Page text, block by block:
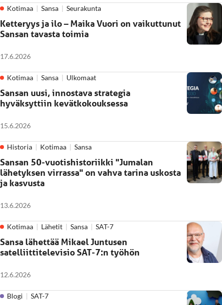
Kotimaa Sansa Seurakunta
Ketteryys ja ilo – Maika Vuori on vaikuttunut
Sansan tavasta toimia
17.6.2026
Kotimaa Sansa Ulkomaat
Sansan uusi, innostava strategia
hyväksyttiin kevätkokouksessa
15.6.2026
Historia Kotimaa Sansa
Sansan 50-vuotishistoriikki "Jumalan
lähetyksen virrassa" on vahva tarina uskosta
ja kasvusta
13.6.2026
Kotimaa Lähetit Sansa SAT-7
Sansa lähettää Mikael Juntusen
satelliittitelevisio SAT-7:n työhön
12.6.2026
Blogi SAT-7